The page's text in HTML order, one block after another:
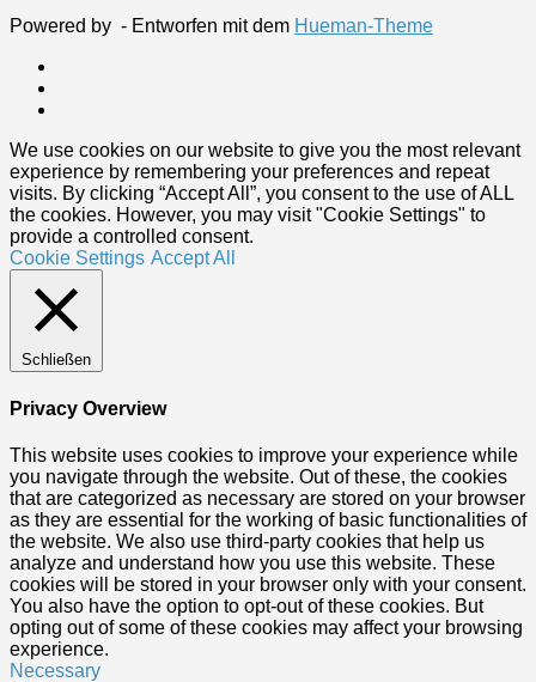
Powered by - Entworfen mit dem Hueman-Theme
We use cookies on our website to give you the most relevant
experience by remembering your preferences and repeat
visits. By clicking “Accept All”, you consent to the use of ALL
the cookies. However, you may visit "Cookie Settings" to
provide a controlled consent.
Cookie Settings Accept All
Schließen
Privacy Overview
This website uses cookies to improve your experience while
you navigate through the website. Out of these, the cookies
that are categorized as necessary are stored on your browser
as they are essential for the working of basic functionalities of
the website. We also use third-party cookies that help us
analyze and understand how you use this website. These
cookies will be stored in your browser only with your consent.
You also have the option to opt-out of these cookies. But
opting out of some of these cookies may affect your browsing
experience.
Necessary